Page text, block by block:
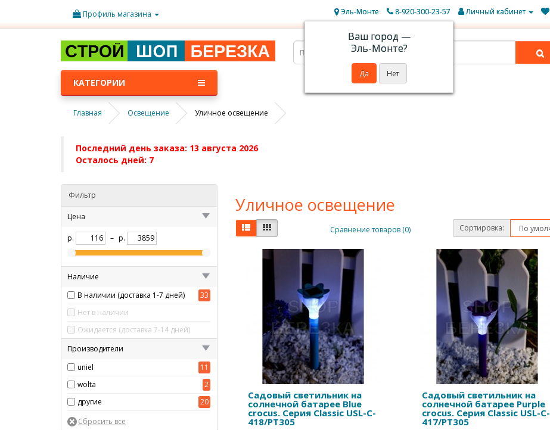
Профиль магазина Эль-Монте
Ваш город —
Эль-Монте?
8-920-300-23-57 Личный кабинет
КАТЕГОРИИ
Главная Освещение Уличное освещение
Последний день заказа: 13 августа 2026
Осталось дней: 7
Фильтр
Цена
р. – р.
Наличие
В наличии (доставка 1-7 дней)
33
Нет в наличии
Ожидается (доставка 7-14 дней)
Производители
uniel
11
wolta
2
другиe
20
Уличное освещение
Сравнение товаров (0) Сортировка:
Cадовый светильник на
солнечной батарее Blue
crocus. Серия Classic USL-C-
418/PT305
Cадовый светильник на
солнечной батарее Purple
crocus. Серия Classic USL-C-
417/PT305